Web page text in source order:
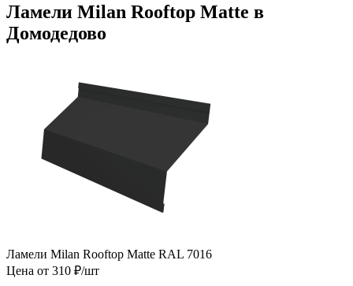
Ламели Milan Rooftop Matte в
Домодедово
Ламели Milan Rooftop Matte RAL 7016
Цена от 310 ₽/шт